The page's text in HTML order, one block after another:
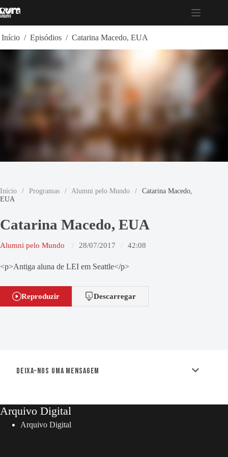
para
Início / Episódios / Catarina Macedo, EUA
Início / Programas / Alumni pelo Mundo /
Catarina Macedo,
EUA
Catarina Macedo, EUA
Alumni pelo Mundo 28/07/2017 42:08
<p>Antiga aluna de LEI em Seattle</p>
Reproduzir Descarregar
Deixa-nos uma mensagem
Arquivo Digital
Arquivo Digital